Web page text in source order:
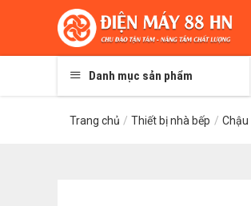
Danh mục sản phẩm
Trang chủ / Thiết bị nhà bếp /